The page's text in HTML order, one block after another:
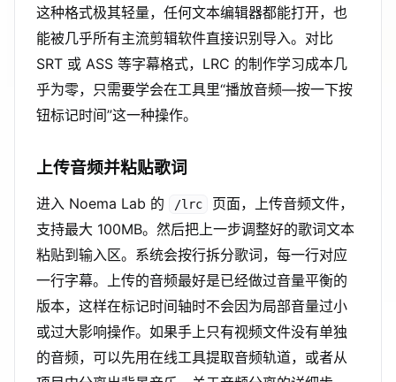
这种格式极其轻量，任何文本编辑器都能打开，也
能被几乎所有主流剪辑软件直接识别导入。对比
SRT 或 ASS 等字幕格式，LRC 的制作学习成本几
乎为零，只需要学会在工具里“播放音频—按一下按
钮标记时间”这一种操作。
上传音频并粘贴歌词
进入 Noema Lab 的 /lrc
页面，上传音频文件，
支持最大 100MB。然后把上一步调整好的歌词文本
粘贴到输入区。系统会按行拆分歌词，每一行对应
一行字幕。上传的音频最好是已经做过音量平衡的
版本，这样在标记时间轴时不会因为局部音量过小
或过大影响操作。如果手上只有视频文件没有单独
的音频，可以先用在线工具提取音频轨道，或者从